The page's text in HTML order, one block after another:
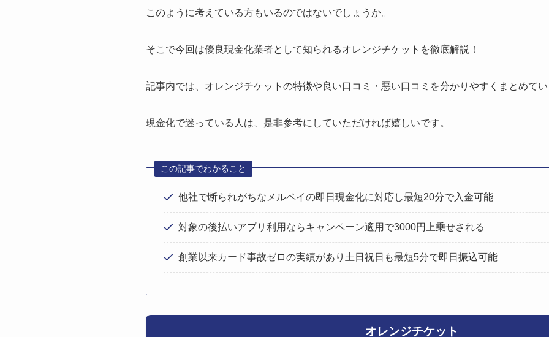
このように考えている方もいるのではないでしょうか。
そこで今回は優良現金化業者として知られるオレンジチケットを徹底解説！
記事内では、オレンジチケットの特徴や良い口コミ・悪い口コミを分かりやすくまとめて
現金化で迷っている人は、是非参考にしていただければ嬉しいです。
この記事でわかること
他社で断られがちなメルペイの即日現金化に対応し最短20分で入金可能
対象の後払いアプリ利用ならキャンペーン適用で3000円上乗せされる
創業以来カード事故ゼロの実績があり土日祝日も最短5分で即日振込可能
オレンジチケット